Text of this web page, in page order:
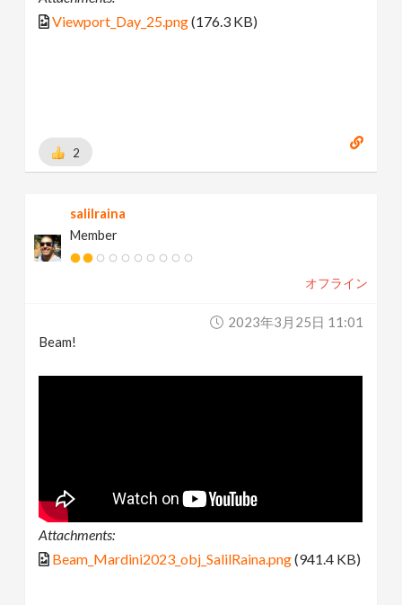
Viewport_Day_25.png(176.3 KB)
2
salilraina
Member
オフライン
2023年3月25日 11:01
Beam!
Attachments:
Beam_Mardini2023_obj_SalilRaina.png(941.4 KB)